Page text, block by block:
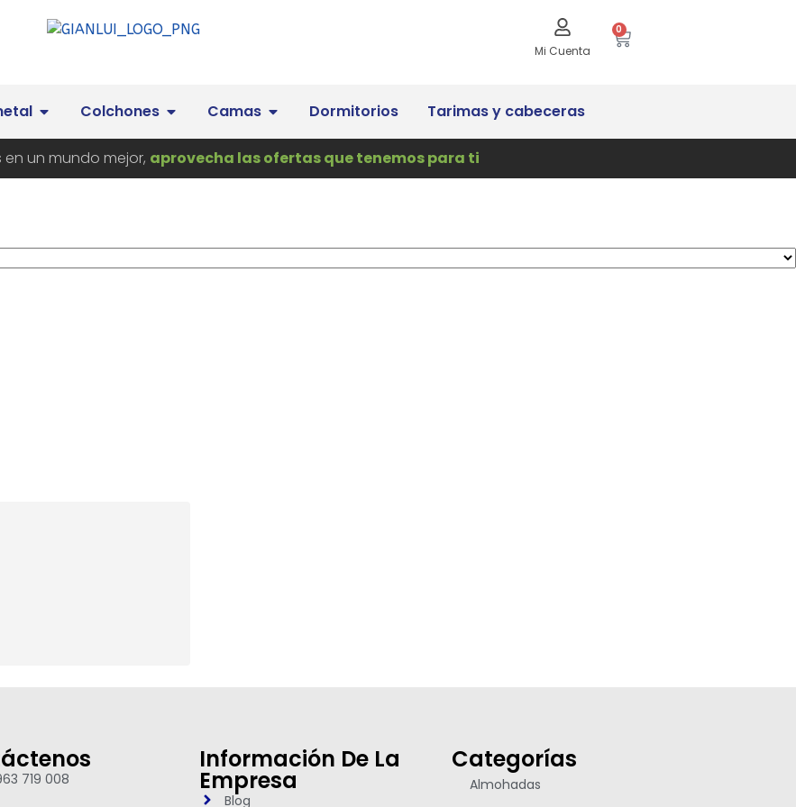
Mi Cuenta
0
Colchones Camas Dormitorios Tarimas y cabeceras
un mundo mejor, aprovecha las ofertas que tenemos para ti
719 008
Información De La
Empresa
Blog
Categorías
Almohadas